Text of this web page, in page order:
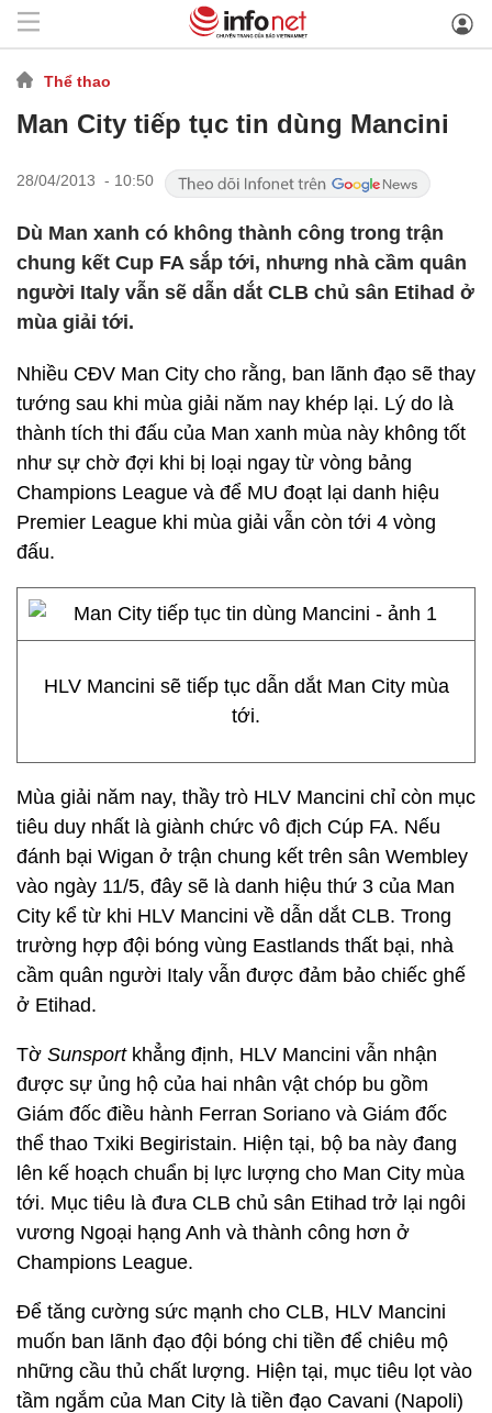
Thể thao
Man City tiếp tục tin dùng Mancini
28/04/2013 - 10:50
Dù Man xanh có không thành công trong trận
chung kết Cup FA sắp tới, nhưng nhà cầm quân
người Italy vẫn sẽ dẫn dắt CLB chủ sân Etihad ở
mùa giải tới.
Nhiều CĐV Man City cho rằng, ban lãnh đạo sẽ thay
tướng sau khi mùa giải năm nay khép lại. Lý do là
thành tích thi đấu của Man xanh mùa này không tốt
như sự chờ đợi khi bị loại ngay từ vòng bảng
Champions League và để MU đoạt lại danh hiệu
Premier League khi mùa giải vẫn còn tới 4 vòng
đấu.
HLV Mancini sẽ tiếp tục dẫn dắt Man City mùa
tới.
Mùa giải năm nay, thầy trò HLV Mancini chỉ còn mục
tiêu duy nhất là giành chức vô địch Cúp FA. Nếu
đánh bại Wigan ở trận chung kết trên sân Wembley
vào ngày 11/5, đây sẽ là danh hiệu thứ 3 của Man
City kể từ khi HLV Mancini về dẫn dắt CLB. Trong
trường hợp đội bóng vùng Eastlands thất bại, nhà
cầm quân người Italy vẫn được đảm bảo chiếc ghế
ở Etihad.
Tờ Sunsport khẳng định, HLV Mancini vẫn nhận
được sự ủng hộ của hai nhân vật chóp bu gồm
Giám đốc điều hành Ferran Soriano và Giám đốc
thể thao Txiki Begiristain. Hiện tại, bộ ba này đang
lên kế hoạch chuẩn bị lực lượng cho Man City mùa
tới. Mục tiêu là đưa CLB chủ sân Etihad trở lại ngôi
vương Ngoại hạng Anh và thành công hơn ở
Champions League.
Để tăng cường sức mạnh cho CLB, HLV Mancini
muốn ban lãnh đạo đội bóng chi tiền để chiêu mộ
những cầu thủ chất lượng. Hiện tại, mục tiêu lọt vào
tầm ngắm của Man City là tiền đạo Cavani (Napoli)